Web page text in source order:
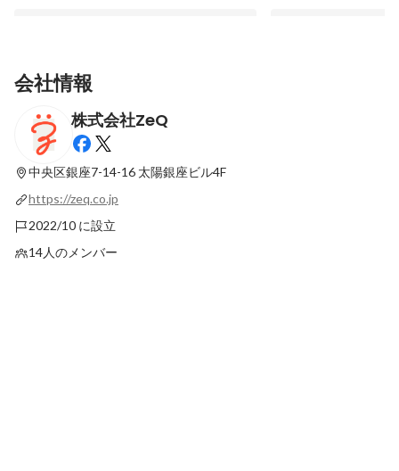
4児のパパ社長、阿部について知りたい！
「らしく・ここちよくいられるように」と
は～ZeQのミッションと今後の展望に迫る
固定された投稿
会社情報
株式会社ZeQ
中央区銀座7-14-16 太陽銀座ビル4F
https://zeq.co.jp
2022/10 に設立
14人のメンバー